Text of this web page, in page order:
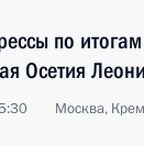
по
Осетия
Москва,